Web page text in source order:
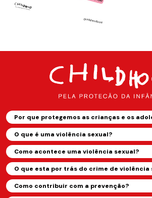
Por que protegemos as crianças e os
O que é uma violência sexual?
Como acontece uma violência sexual?
O que esta por trás do crime de violência
Como contribuir com a prevenção?